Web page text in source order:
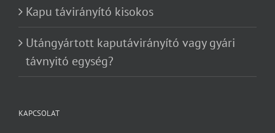
Kapu távirányító kisokos
Utángyártott kaputávirányító vagy gyári
távnyitó egység?
KAPCSOLAT